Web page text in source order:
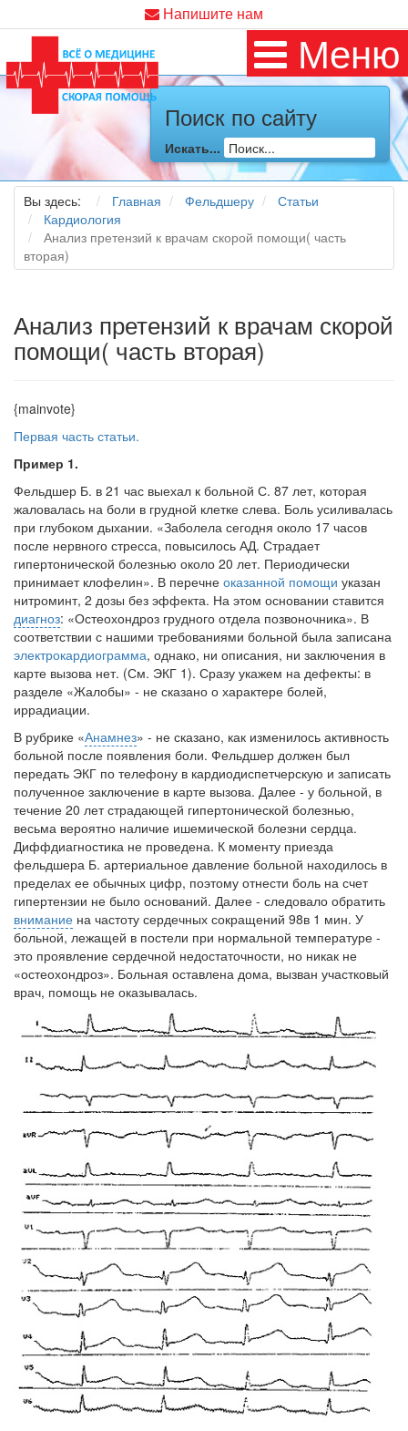
Напишите нам
Меню
Поиск по сайту
Искать...
Вы здесь: Главная Фельдшеру
Статьи
Кардиология
Анализ претензий к врачам скорой помощи( часть
вторая)
Анализ претензий к врачам скорой
помощи( часть вторая)
{mainvote}
Первая часть статьи.
Пример 1.
Фельдшер Б. в 21 час выехал к больной С. 87 лет, которая
жалова­лась на боли в грудной клетке слева. Боль усиливалась
при глубоком ды­хании. «Заболела сегодня около 17 часов
после нервного стресса, повыси­лось АД. Страдает
гипертонической болезнью около 20 лет. Периодически
принимает клофелин». В перечне оказанной помощи указан
нитроминт, 2 дозы без эффекта. На этом основании ставится
диагноз: «Остеохондроз грудного отдела позвоночника». В
соответствии с нашими требованиями больной была записана
электрокардиограмма, однако, ни описания, ни заключения в
карте вызова нет. (См. ЭКГ 1). Сразу укажем на дефек­ты: в
разделе «Жалобы» - не сказано о характере болей,
иррадиации.
В рубрике «Анамнез» - не сказано, как изменилось активность
больной после появления боли. Фельдшер должен был
передать ЭКГ по теле­фону в кардиодиспетчерскую и записать
полученное заключение в карте вызова. Далее - у больной, в
течение 20 лет страдающей гипертонической болезнью,
весьма вероятно наличие ишемической болезни сердца.
Диффдиагностика не проведена. К моменту приезда
фельдшера Б. артериаль­ное давление больной находилось в
пределах ее обычных цифр, поэтому отнести боль на счет
гипертензии не было оснований. Далее - следовало обратить
внимание на частоту сердечных сокращений 98в 1 мин. У
боль­ной, лежащей в постели при нормальной температуре -
это проявление сердечной недостаточности, но никак не
«остеохондроз». Больная остав­лена дома, вызван участковый
врач, помощь не оказывалась.